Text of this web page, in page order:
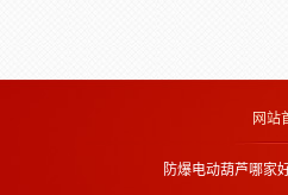
网站
防爆电动葫芦哪家